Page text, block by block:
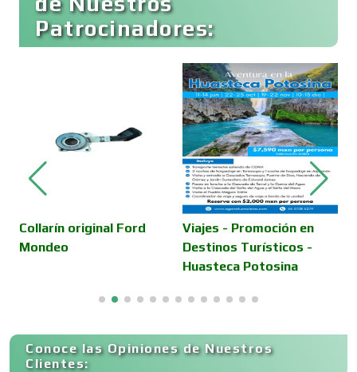
Cafeterías
Cámaras de Comercio
Camiones para Fletes
Cancelería de Aluminio
Capacitación
Patrocinadores:
Collarín original Ford
Mondeo
Viajes - Promoción en
Destinos Turísticos -
Huasteca Potosina
Conoce las Opiniones de Nuestros
Clientes: